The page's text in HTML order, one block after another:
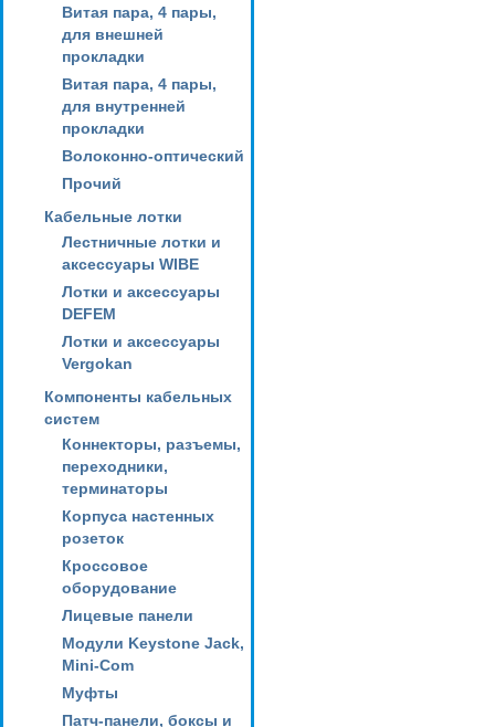
Витая пара, 4 пары,
для внешней
прокладки
Витая пара, 4 пары,
для внутренней
прокладки
Волоконно-оптический
Прочий
Кабельные лотки
Лестничные лотки и
аксессуары WIBE
Лотки и аксессуары
DEFEM
Лотки и аксессуары
Vergokan
Компоненты кабельных
систем
Коннекторы, разъемы,
переходники,
терминаторы
Корпуса настенных
розеток
Кроссовое
оборудование
Лицевые панели
Модули Keystone Jack,
Mini-Com
Муфты
Патч-панели, боксы и